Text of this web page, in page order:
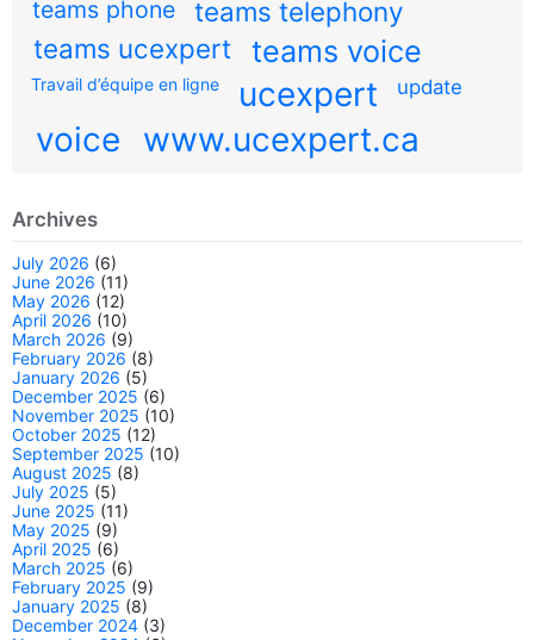
teams phone
teams telephony
teams ucexpert
teams voice
Travail d’équipe en ligne ucexpert update
voice www.ucexpert.ca
Archives
July 2026 (6)
June 2026 (11)
May 2026 (12)
April 2026 (10)
March 2026 (9)
February 2026 (8)
January 2026 (5)
December 2025 (6)
November 2025 (10)
October 2025 (12)
September 2025 (10)
August 2025 (8)
July 2025 (5)
June 2025 (11)
May 2025 (9)
April 2025 (6)
March 2025 (6)
February 2025 (9)
January 2025 (8)
December 2024 (3)